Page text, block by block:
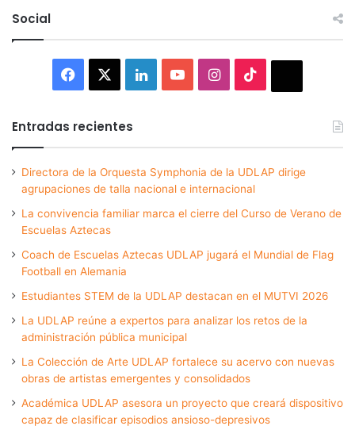
Social
Facebook LinkedInYouTubeInstagram
Entradas recientes
Directora de la Orquesta Symphonia de la UDLAP dirige
agrupaciones de talla nacional e internacional
La convivencia familiar marca el cierre del Curso de Verano de
Escuelas Aztecas
Coach de Escuelas Aztecas UDLAP jugará el Mundial de Flag
Football en Alemania
Estudiantes STEM de la UDLAP destacan en el MUTVI 2026
La UDLAP reúne a expertos para analizar los retos de la
administración pública municipal
La Colección de Arte UDLAP fortalece su acervo con nuevas
obras de artistas emergentes y consolidados
Académica UDLAP asesora un proyecto que creará dispositivo
capaz de clasificar episodios ansioso-depresivos